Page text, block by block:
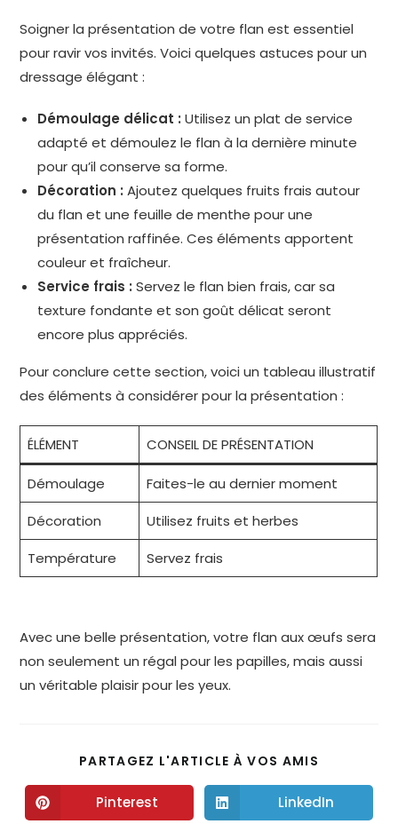
Soigner la présentation de votre flan est essentiel
pour ravir vos invités. Voici quelques astuces pour un
dressage élégant :
Démoulage délicat : Utilisez un plat de service
adapté et démoulez le flan à la dernière minute
pour qu’il conserve sa forme.
Décoration : Ajoutez quelques fruits frais autour
du flan et une feuille de menthe pour une
présentation raffinée. Ces éléments apportent
couleur et fraîcheur.
Service frais : Servez le flan bien frais, car sa
texture fondante et son goût délicat seront
encore plus appréciés.
Pour conclure cette section, voici un tableau illustratif
des éléments à considérer pour la présentation :
ÉLÉMENT CONSEIL DE PRÉSENTATION
Démoulage
Faites-le au dernier moment
Décoration
Utilisez fruits et herbes
Température
Servez frais
Avec une belle présentation, votre flan aux œufs sera
non seulement un régal pour les papilles, mais aussi
un véritable plaisir pour les yeux.
PARTAGEZ L'ARTICLE À VOS AMIS
Pinterest LinkedIn